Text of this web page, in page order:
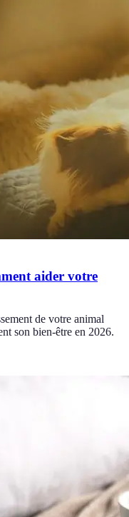
aider votre
de votre animal
son bien-être en 2026.